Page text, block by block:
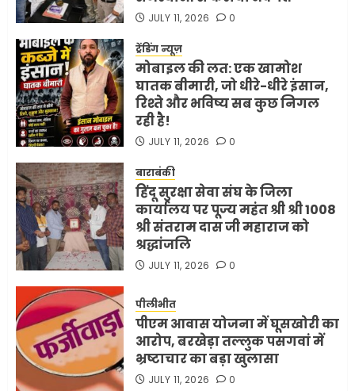
JULY 11, 2026 0
ट्रेंडिंग न्यूज़
मोबाइल की लत: एक खामोश
घातक बीमारी, जो धीरे-धीरे इंसान,
रिश्ते और भविष्य सब कुछ निगल
रही है!
JULY 11, 2026 0
बाराबंकी
हिंदू सुरक्षा सेवा संघ के जिला
कार्यालय पर पूज्य महंत श्री श्री 1008
श्री संतराम दास जी महाराज को
श्रद्धांजलि
JULY 11, 2026 0
पीलीभीत
पीएम आवास योजना में घूसखोरी का
आरोप, बरखेड़ा तल्लुक पसगवां में
भ्रष्टाचार का बड़ा खुलासा
JULY 11, 2026 0